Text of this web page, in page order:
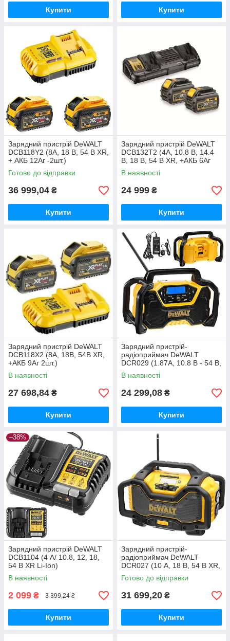
Купити Купити
Зарядний пристрій DeWALT
DCB118Y2 (8А, 18 В, 54 В XR,
+ АКБ 12Аг -2шт.)
Готово до відправки
36 999,04 ₴
Купити
Зарядний пристрій DeWALT
DCB132T2 (4А, 10.8 В, 14.4
В, 18 В, 54 В XR, +АКБ 6Аг
2шт.)
В наявності
24 999 ₴
Купити
Зарядний пристрій DeWALT
DCB118X2 (8А, 18В, 54В XR,
+АКБ 9Аг 2шт.)
В наявності
27 698,84 ₴
Купити
Зарядний пристрій-
радіоприймач DeWALT
DCR029 (1.87А, 10.8 В - 54 В,
3,53кг)
В наявності
24 299,08 ₴
Купити
–38%
Зарядний пристрій DeWALT
DCB1104 (4 А/ 10.8, 12, 18,
54 В XR Li-Ion)
В наявності
2 099 ₴ 3 399,24 ₴
Купити
Зарядний пристрій-
радіоприймач DeWALT
DCR027 (10 А, 18 В, 54 В XR,
7.2кг)
Готово до відправки
31 699,20 ₴
Купити